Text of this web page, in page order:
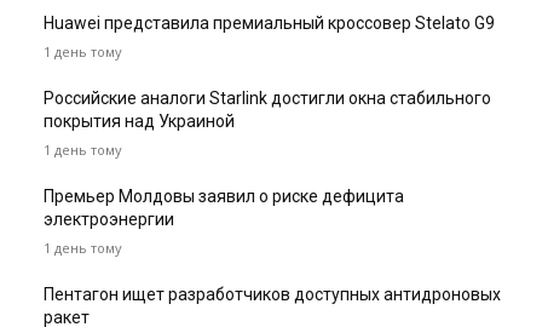
Huawei представила премиальный кроссовер Stelato G9
1 день тому
Российские аналоги Starlink достигли окна стабильного
покрытия над Украиной
1 день тому
Премьер Молдовы заявил о риске дефицита
электроэнергии
1 день тому
Пентагон ищет разработчиков доступных антидроновых
ракет